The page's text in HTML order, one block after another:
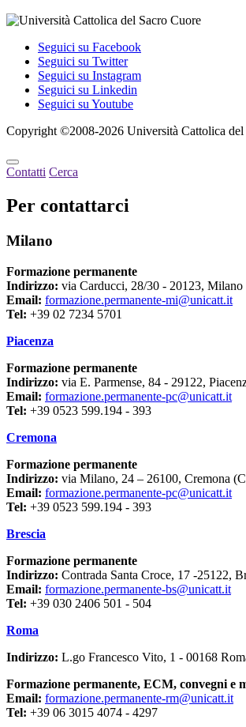
Seguici su Facebook
Seguici su Twitter
Seguici su Instagram
Seguici su Linkedin
Seguici su Youtube
Copyright ©2008-2026 Università Cattolica
Contatti Cerca
Per contattarci
Milano
Formazione permanente
Indirizzo: via Carducci, 28/30 - 20123,
Email: formazione.permanente-mi@unicatt.it
Tel: +39 02 7234 5701
Piacenza
Formazione permanente
Indirizzo: via E. Parmense, 84 - 29122,
Email: formazione.permanente-pc@unicatt.it
Tel: +39 0523 599.194 - 393
Cremona
Formazione permanente
Indirizzo: via Milano, 24 – 26100, Cremona
Email: formazione.permanente-pc@unicatt.it
Tel: +39 0523 599.194 - 393
Brescia
Formazione permanente
Indirizzo: Contrada Santa Croce, 17 -25122,
Email: formazione.permanente-bs@unicatt.it
Tel: +39 030 2406 501 - 504
Roma
Indirizzo: L.go Francesco Vito, 1 - 00168
Formazione permanente, ECM, convegni e
Email: formazione.permanente-rm@unicatt.it
Tel: +39 06 3015 4074 - 4297